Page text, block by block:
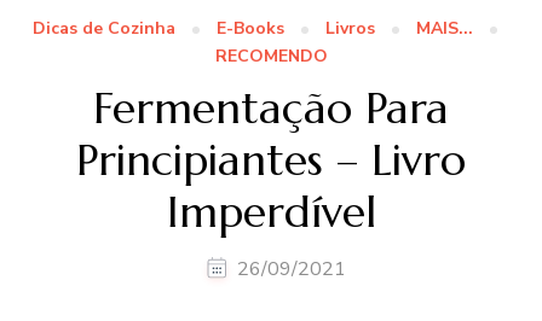
Dicas de Cozinha E-Books Livros
MAIS...
RECOMENDO
Fermentação Para
Principiantes – Livro
Imperdível
26/09/2021